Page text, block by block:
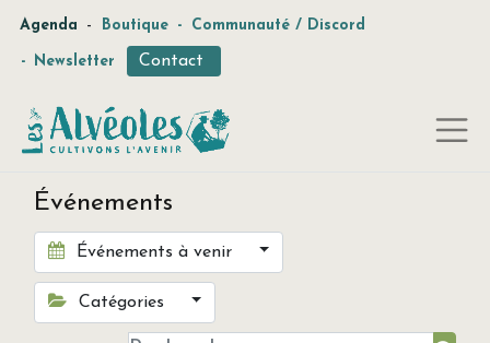
Agenda - Boutique - Communauté / Discord
- Newsletter Contact
Événements
Événements à venir
Catégories